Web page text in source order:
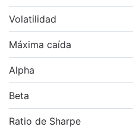
Volatilidad
Máxima caída
Alpha
Beta
Ratio de Sharpe